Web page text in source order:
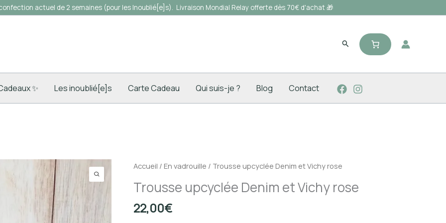
actuel de 2 semaines (pour les Inoublié[e]s). Livraison Mondial Relay offerte dès 70€ d'achat 🎁
Rechercher
✨ Les inoublié[e]s Carte Cadeau Qui suis-je ? Blog Contact
Accueil / En vadrouille / Trousse upcyclée Denim et Vichy rose
Trousse upcyclée Denim et Vichy rose
22,00€
quantité
Trousse
upcyclée
Denim